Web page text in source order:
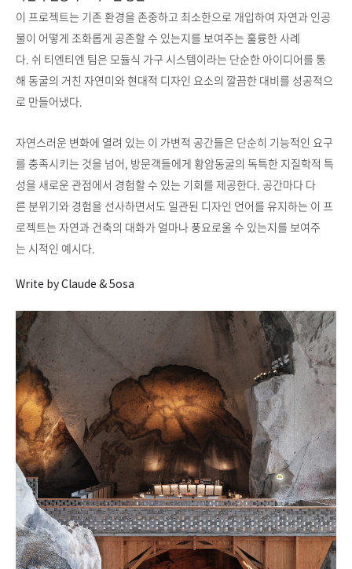
이 프로젝트는 기존 환경을 존중하고 최소한으로 개입하여 자연과 인공
물이 어떻게 조화롭게 공존할 수 있는지를 보여주는 훌륭한 사례
다. 쉬 티엔티엔 팀은 모듈식 가구 시스템이라는 단순한 아이디어를 통
해 동굴의 거친 자연미와 현대적 디자인 요소의 깔끔한 대비를 성공적으
로 만들어냈다.
자연스러운 변화에 열려 있는 이 가변적 공간들은 단순히 기능적인 요구
를 충족시키는 것을 넘어, 방문객들에게 황암동굴의 독특한 지질학적 특
성을 새로운 관점에서 경험할 수 있는 기회를 제공한다. 공간마다 다
른 분위기와 경험을 선사하면서도 일관된 디자인 언어를 유지하는 이 프
로젝트는 자연과 건축의 대화가 얼마나 풍요로울 수 있는지를 보여주
는 시적인 예시다.
Write by Claude & 5osa